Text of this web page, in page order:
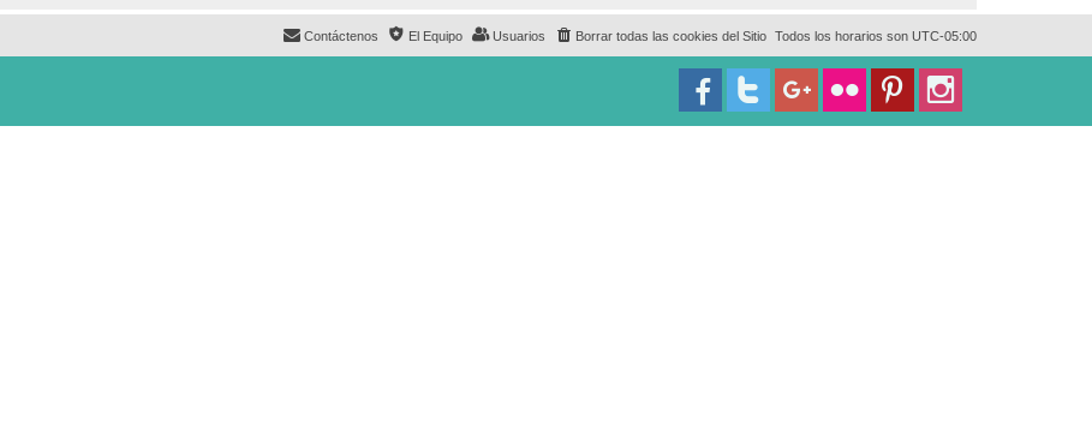
Todos los horarios son UTC-05:00
Borrar todas las cookies del Sitio
Usuarios
El Equipo
Contáctenos